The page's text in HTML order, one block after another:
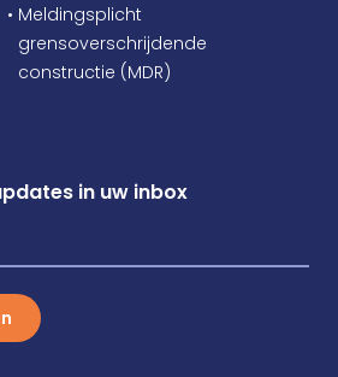
• Meldingsplicht
grensoverschrijdende
constructie (MDR)
in uw inbox